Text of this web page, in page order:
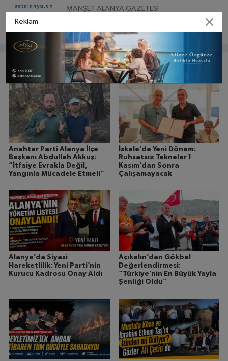
MANŞET ALANYA GAZETESİ
Bunlar da ilginizi çekebilir
Anahtar Parti Alanya İlçe
Başkanı Abdullah Akkuş:
“İtfaiye Evrakla Değil,
Yangınla Mücadele Etmeli”
İskele’de Yeni Dönem:
Ruhsatsız Tekneler 1
Kasım’dan Sonra
Çalışamayacak
Alanya’da Siyasi
Hareketlilik: Yeni Parti’nin
Kurucu Kadrosu Onay Aldı
Açıkalın’dan Gökbel
Değerlendirmesi:
“Türkiye’nin En Büyük Yayla
Şenliği Oldu”
Reklam